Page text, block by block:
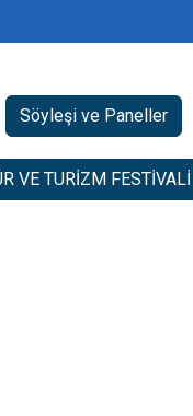
Söyleşi ve Paneller
VE TURİZM FESTİVALİ